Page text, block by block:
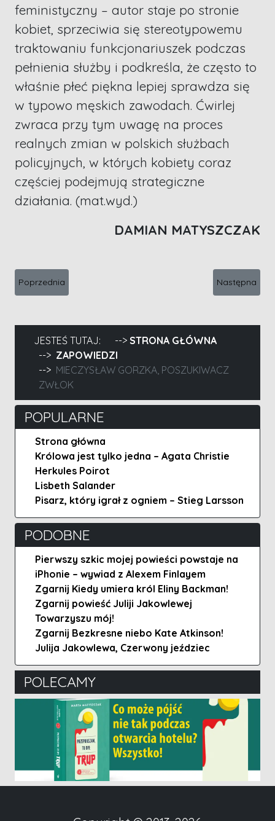
feministyczny – autor staje po stronie
kobiet, sprzeciwia się stereotypowemu
traktowaniu funkcjonariuszek podczas
pełnienia służby i podkreśla, że często to
właśnie płeć piękna lepiej sprawdza się
w typowo męskich zawodach. Ćwirlej
zwraca przy tym uwagę na proces
realnych zmian w polskich służbach
policyjnych, w których kobiety coraz
częściej podejmują strategiczne
działania. (mat.wyd.)
DAMIAN MATYSZCZAK
Poprzednia strona: Hanna Greń, Więzy krwi
Poprzednia Następna
Następna
JESTEŚ TUTAJ:
STRONA GŁÓWNA
ZAPOWIEDZI
MIECZYSŁAW GORZKA, POSZUKIWACZ
ZWŁOK
POPULARNE
Strona główna
Królowa jest tylko jedna – Agata Christie
Herkules Poirot
Lisbeth Salander
Pisarz, który igrał z ogniem – Stieg Larsson
PODOBNE
Pierwszy szkic mojej powieści powstaje na
iPhonie – wywiad z Alexem Finlayem
Zgarnij Kiedy umiera król Eliny Backman!
Zgarnij powieść Juliji Jakowlewej
Towarzyszu mój!
Zgarnij Bezkresne niebo Kate Atkinson!
Julija Jakowlewa, Czerwony jeździec
POLECAMY